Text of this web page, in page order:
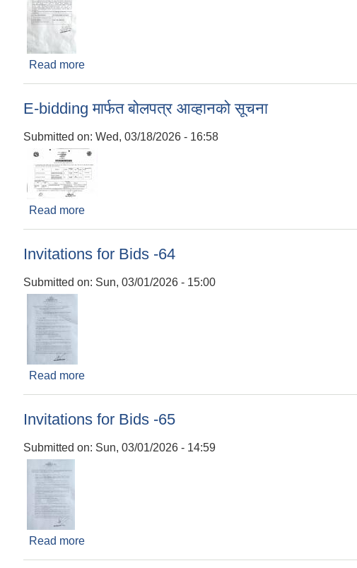
Read more
E-bidding मार्फत बोलपत्र आव्हानको सूचना
Submitted on: Wed, 03/18/2026 - 16:58
Read more
Invitations for Bids -64
Submitted on: Sun, 03/01/2026 - 15:00
Read more
Invitations for Bids -65
Submitted on: Sun, 03/01/2026 - 14:59
Read more